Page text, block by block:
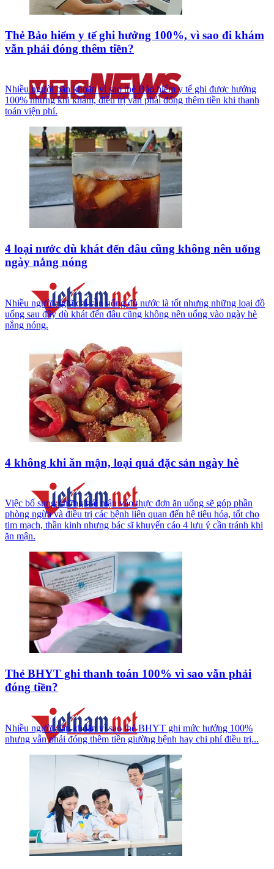
Thẻ Bảo hiểm y tế ghi hưởng 100%, vì sao đi khám
vẫn phải đóng thêm tiền?
Nhiều người băn khoăn vì sao thẻ Bảo hiểm y tế ghi được hưởng
100% nhưng khi khám, điều trị vẫn phải đóng thêm tiền khi thanh
toán viện phí.
4 loại nước dù khát đến đâu cũng không nên uống
ngày nắng nóng
Nhiều người nghĩ chỉ cần uống đủ nước là tốt nhưng những loại đồ
uống sau đây dù khát đến đâu cũng không nên uống vào ngày hè
nắng nóng.
4 không khi ăn mận, loại quả đặc sản ngày hè
Việc bổ sung những trái mận vào thực đơn ăn uống sẽ góp phần
phòng ngừa và điều trị các bệnh liên quan đến hệ tiêu hóa, tốt cho
tim mạch, thần kinh nhưng bác sĩ khuyến cáo 4 lưu ý cần tránh khi
ăn mận.
Thẻ BHYT ghi thanh toán 100% vì sao vẫn phải
đóng tiền?
Nhiều người băn khoăn vì sao thẻ BHYT ghi mức hưởng 100%
nhưng vẫn phải đóng thêm tiền giường bệnh hay chi phí điều trị...